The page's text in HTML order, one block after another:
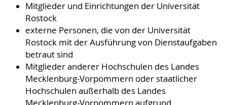
Mitglieder und Einrichtungen der Universität
Rostock
externe Personen, die von der Universität
Rostock mit der Ausführung von Dienstaufgaben
betraut sind
Mitglieder anderer Hochschulen des Landes
Mecklenburg-Vorpommern oder staatlicher
Hochschulen außerhalb des Landes